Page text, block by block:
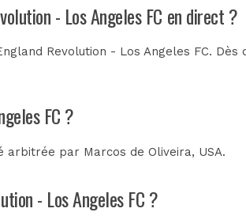
- Los Angeles FC en direct ?
Revolution - Los Angeles FC.
FC ?
arbitrée par Marcos de Oliveira, USA.
- Los Angeles FC ?